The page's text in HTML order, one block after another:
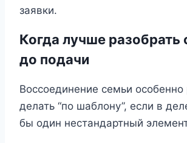
заявки.
Когда лучше разобрать
до подачи
Воссоединение семьи особенно
делать “по шаблону”, если в
бы один нестандартный